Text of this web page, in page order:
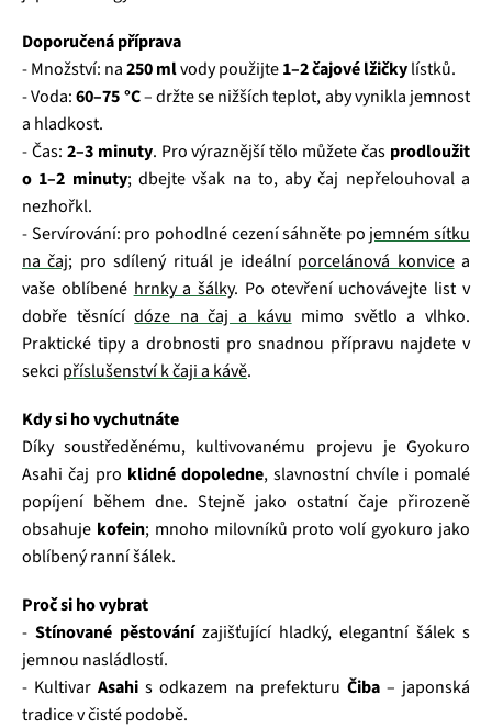
Doporučená příprava
- Množství: na250 mlvody použijte1–2 čajové lžičkylístků.
- Voda:60–75 °C– držte se nižších teplot, aby vynikla jemnost
a hladkost.
- Čas: 2–3 minuty. Pro výraznější tělo můžete čas prodloužit
o 1–2 minuty; dbejte však na to, aby čaj nepřelouhoval a
nezhořkl.
- Servírování: pro pohodlné cezení sáhněte po jemném sítku
na čaj; pro sdílený rituál je ideální porcelánová konvicea
vaše oblíbené hrnky a šálky. Po otevření uchovávejte list v
dobře těsnícídóze na čaj a kávu mimo světlo a vlhko.
Praktické tipy a drobnosti pro snadnou přípravu najdete v
sekci příslušenství k čaji a kávě.
Kdy si ho vychutnáte
Díky soustředěnému, kultivovanému projevu je Gyokuro
Asahi čaj pro klidné dopoledne, slavnostní chvíle i pomalé
popíjení během dne. Stejně jako ostatní čaje přirozeně
obsahuje kofein; mnoho milovníků proto volí gyokuro jako
oblíbený ranní šálek.
Proč si ho vybrat
- Stínované pěstovánízajišťující hladký, elegantní šálek s
jemnou nasládlostí.
- KultivarAsahi s odkazem na prefekturu Čiba– japonská
tradice v čisté podobě.